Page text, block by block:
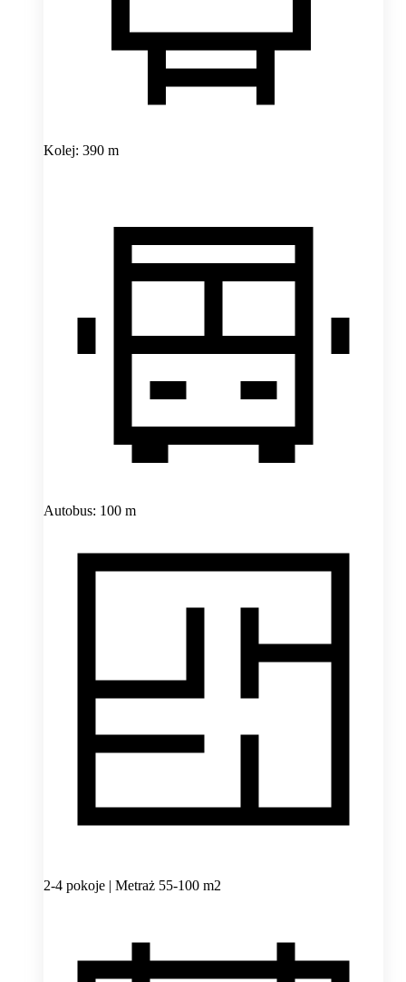
Kolej: 390 m
Autobus: 100 m
2-4 pokoje | Metraż 55-100 m2